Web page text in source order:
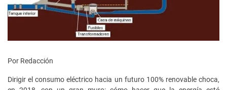
Por Redacción
Dirigir el consumo eléctrico hacia un futuro 100% renovable choca,